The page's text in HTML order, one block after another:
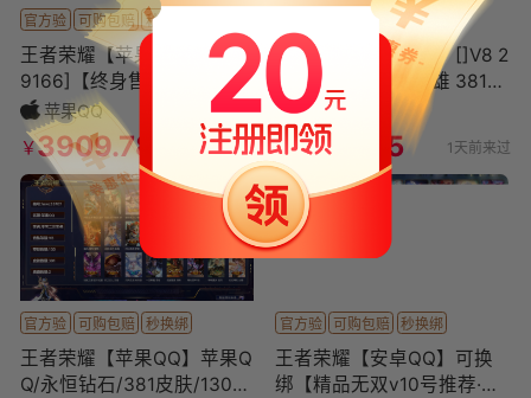
超自 ****4172 成交 ￥30
捕鱼 ****2770 成交
2500
抖音 * 成交 ￥5
巅峰
****9636
12000
抖音
成交
558
欢乐 ****6746 ￥188
暗区 ****3407 获赔 ￥3530.00
官方验 可购包赔 秒换绑
王者荣耀【苹果QQ】[2410
9166]【终身售后 找回包
赔】苹果手Q121区512皮3珍
品传说1珍
苹果QQ
￥3909.78 1天前来过
可购包赔 秒换绑
王者荣耀【安卓QQ】[]V8 2
典藏 25传说 129英雄 381皮
肤 不可二次 不可修改实名
男号
安卓QQ
￥1020.65 1天前来过
官方验 可购包赔 秒换绑
王者荣耀【苹果QQ】苹果Q
Q/永恒钻石/381皮肤/130英
官方验 可购包赔 秒换绑
王者荣耀【安卓QQ】可换
绑【精品无双v10号推荐·有